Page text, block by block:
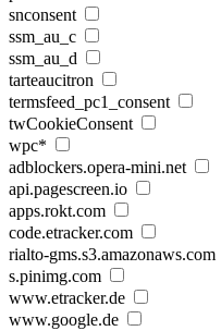
snconsent
ssm_au_c
ssm_au_d
tarteaucitron
termsfeed_pc1_consent
twCookieConsent
wpc*
adblockers.opera-mini.net
api.pagescreen.io
apps.rokt.com
code.etracker.com
rialto-gms.s3.amazonaws.com
s.pinimg.com
www.etracker.de
www.google.de